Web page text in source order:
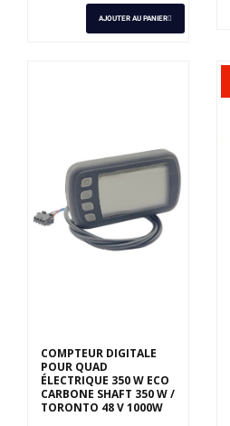
AJOUTER AU PANIER
COMPTEUR DIGITALE
POUR QUAD
ÉLECTRIQUE 350 W ECO
CARBONE SHAFT 350 W /
TORONTO 48 V 1000W